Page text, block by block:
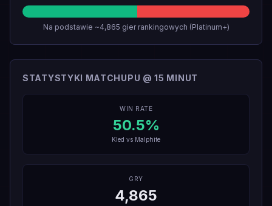
Na podstawie ~4,865 gier rankingowych (Platinum+)
STATYSTYKI MATCHUPU @ 15 MINUT
WIN RATE
50.5%
Kled vs Malphite
GRY
4,865